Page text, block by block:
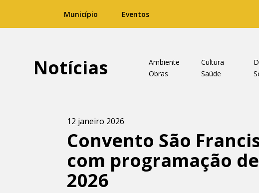
Município Eventos
Notícias Ambiente Cultura
Obras
Saúde
12 janeiro 2026
Convento São
com programação
2026